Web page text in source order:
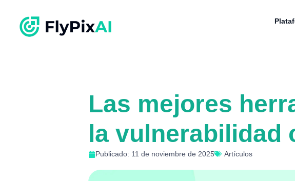
Las mejores
la vulnerabilidad
Publicado: 11 de noviembre de 2025 Artículos